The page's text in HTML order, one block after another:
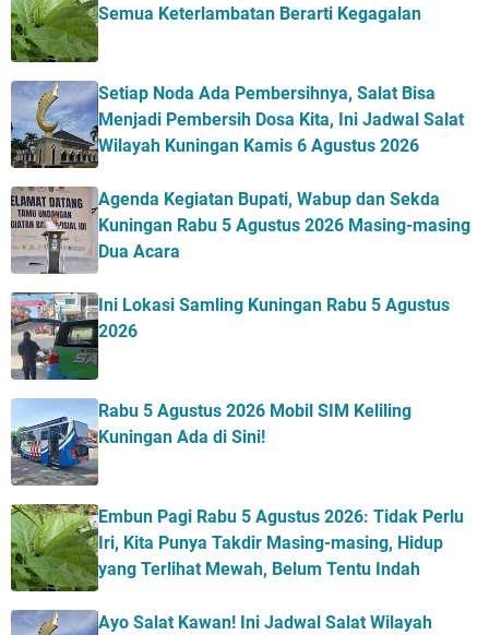
Semua Keterlambatan Berarti Kegagalan
Setiap Noda Ada Pembersihnya, Salat Bisa
Menjadi Pembersih Dosa Kita, Ini Jadwal Salat
Wilayah Kuningan Kamis 6 Agustus 2026
Agenda Kegiatan Bupati, Wabup dan Sekda
Kuningan Rabu 5 Agustus 2026 Masing-masing
Dua Acara
Ini Lokasi Samling Kuningan Rabu 5 Agustus
2026
Rabu 5 Agustus 2026 Mobil SIM Keliling
Kuningan Ada di Sini!
Embun Pagi Rabu 5 Agustus 2026: Tidak Perlu
Iri, Kita Punya Takdir Masing-masing, Hidup
yang Terlihat Mewah, Belum Tentu Indah
Ayo Salat Kawan! Ini Jadwal Salat Wilayah